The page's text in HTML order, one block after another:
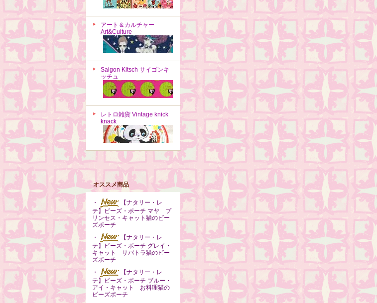
アート＆カルチャー
Art&Culture
Saigon Kitsch サイゴンキ
ッチュ
レトロ雑貨 Vintage knick
knack
オススメ商品
・
【ナタリー・レ
テ】ビーズ・ポーチ マヤ プ
リンセス・キャット猫のビー
ズポーチ
・
【ナタリー・レ
テ】ビーズ・ポーチ グレイ・
キャット サバトラ猫のビー
ズポーチ
・
【ナタリー・レ
テ】ビーズ・ポーチ ブルー・
アイ・キャット お料理猫の
ビーズポーチ